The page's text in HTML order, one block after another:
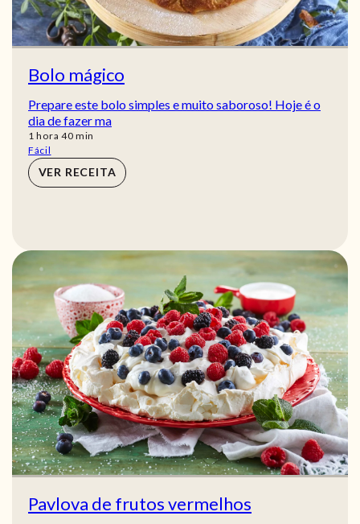
Bolo mágico
Prepare este bolo simples e muito saboroso! Hoje é o
dia de fazer ma
1 hora
hora 40min
min
Fácil
VER RECEITA
Pavlova de frutos vermelhos